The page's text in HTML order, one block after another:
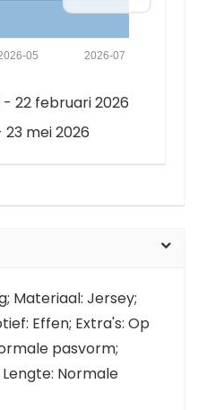
2026-07
05
22 februari 2026
23 mei 2026
Materiaal: Jersey;
Effen; Extra's: Op
pasvorm;
Normale